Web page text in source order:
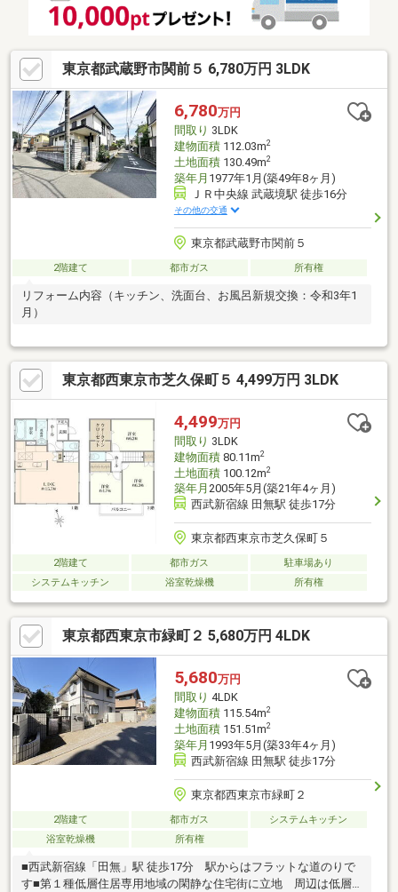
東京都武蔵野市関前５ 6,780万円 3LDK
6,780万円
間取り 3LDK
建物面積112.03m2
土地面積130.49m2
築年月 1977年1月(築49年8ヶ月)
ＪＲ中央線 武蔵境駅 徒歩16分
その他の交通
東京都武蔵野市関前５
2階建て 都市ガス 所有権
リフォーム内容（キッチン、洗面台、お風呂新規交換：令和3年1
月）
東京都西東京市芝久保町５ 4,499万円 3LDK
4,499万円
間取り 3LDK
建物面積80.11m2
土地面積100.12m2
築年月 2005年5月(築21年4ヶ月)
西武新宿線 田無駅 徒歩17分
東京都西東京市芝久保町５
2階建て 都市ガス
駐車場あり
システムキッチン
浴室乾燥機 所有権
東京都西東京市緑町２ 5,680万円 4LDK
5,680万円
間取り 4LDK
建物面積115.54m2
土地面積151.51m2
築年月 1993年5月(築33年4ヶ月)
西武新宿線 田無駅 徒歩17分
東京都西東京市緑町２
2階建て 都市ガス
システムキッチン
浴室乾燥機
所有権
■西武新宿線「田無」駅 徒歩17分 駅からはフラットな道のりで
す■第１種低層住居専用地域の閑静な住宅街に立地 周辺は低層